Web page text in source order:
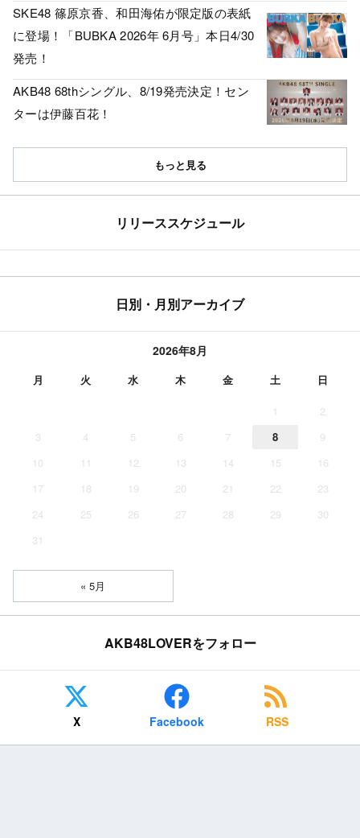
SKE48 篠原京香、和田海佑が限定版の表紙
に登場！「BUBKA 2026年 6月号」本日4/30
発売！
AKB48 68thシングル、8/19発売決定！セン
ターは伊藤百花！
もっと見る
リリーススケジュール
日別・月別アーカイブ
2026年8月
月 火 水 木 金 土 日
1
2
3
4 5 6 7 8
9
10
11 12 13 14 15
16
17
18 19 20 21 22
23
24
25 26 27 28 29
30
31
« 5月
AKB48LOVERをフォロー
X Facebook RSS